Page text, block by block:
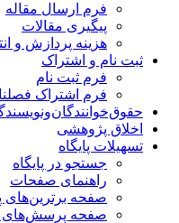
فرم ارسال مقاله
پیگیری مقالات
هزینه پردازش و
ثبت نام و اشتراک
فرم ثبت نام
فرم اشتراک
اخلاق پژوهشی
تسهیلات پایگاه
جستجو در پایگاه
راهنمای صفحات
صفحه برترین‌های
صفحه پرسش‌های